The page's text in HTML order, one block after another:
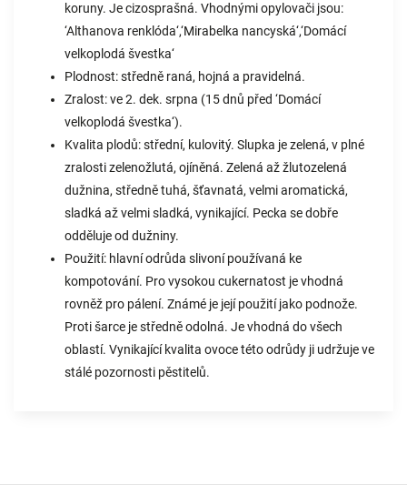
koruny. Je cizosprašná. Vhodnými opylovači jsou:
‘Althanova renklóda‘,‘Mirabelka nancyská‘,‘Domácí
velkoplodá švestka‘
Plodnost: středně raná, hojná a pravidelná.
Zralost: ve 2. dek. srpna (15 dnů před ‘Domácí
velkoplodá švestka‘).
Kvalita plodů: střední, kulovitý. Slupka je zelená, v plné
zralosti zelenožlutá, ojíněná. Zelená až žlutozelená
dužnina, středně tuhá, šťavnatá, velmi aromatická,
sladká až velmi sladká, vynikající. Pecka se dobře
odděluje od dužniny.
Použití: hlavní odrůda slivoní používaná ke
kompotování. Pro vysokou cukernatost je vhodná
rovněž pro pálení. Známé je její použití jako podnože.
Proti šarce je středně odolná. Je vhodná do všech
oblastí. Vynikající kvalita ovoce této odrůdy ji udržuje ve
stálé pozornosti pěstitelů.